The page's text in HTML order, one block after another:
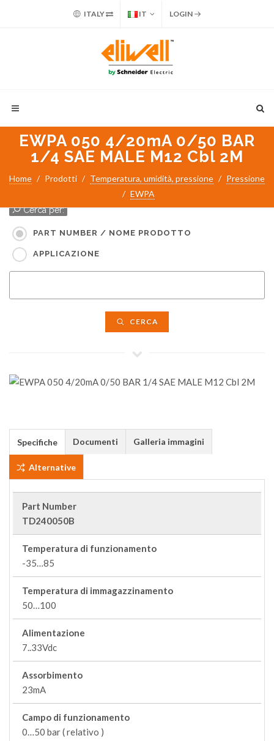
ITALY IT LOGIN
EWPA 050 4/20mA 0/50 BAR
1/4 SAE MALE M12 Cbl 2M
Home Prodotti Temperatura, umidità, pressione
Pressione
EWPA
Cerca per:
PART NUMBER / NOME PRODOTTO
APPLICAZIONE
CERCA
Specifiche Documenti Galleria immagini
Alternative
Part Number
TD240050B
Temperatura di funzionamento
-35…85
Temperatura di immagazzinamento
50…100
Alimentazione
7..33Vdc
Assorbimento
23mA
Campo di funzionamento
0…50 bar ( relativo )